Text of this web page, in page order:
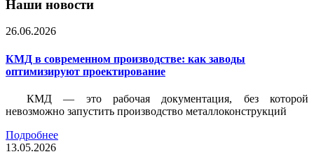
Наши новости
26.06.2026
КМД в современном производстве: как заводы
оптимизируют проектирование
КМД — это рабочая документация, без которой
невозможно запустить производство металлоконструкций
Подробнее
13.05.2026